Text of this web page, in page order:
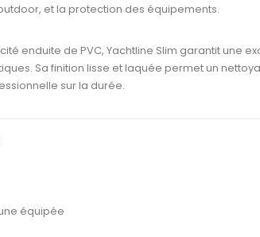
et la protection des équipements.
enduite de PVC, Yachtline Slim garantit une
. Sa finition lisse et laquée permet un
sur la durée.
équipée